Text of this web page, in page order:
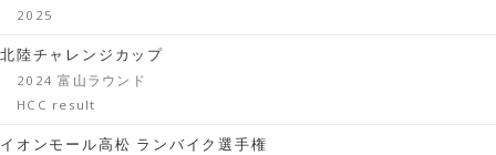
2025
北陸チャレンジカップ
2024 富山ラウンド
HCC result
イオンモール高松 ランバイク選手権